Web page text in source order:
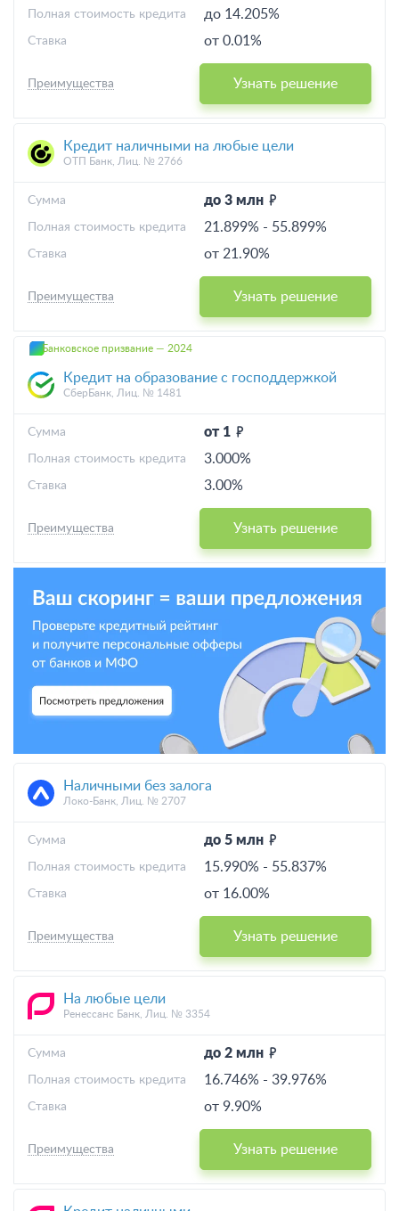
до 14.205%
Полная стоимость кредита
от 0.01%
Ставка
Узнать решение
Преимущества
Кредит наличными на любые цели
ОТП Банк, Лиц. № 2766
до 3 млн
Cумма
21.899% - 55.899%
Полная стоимость кредита
от 21.90%
Ставка
Узнать решение
Преимущества
Банковское призвание — 2024
Кредит на образование с господдержкой
СберБанк, Лиц. № 1481
от 1
Cумма
3.000%
Полная стоимость кредита
3.00%
Ставка
Узнать решение
Преимущества
Наличными без залога
Локо-Банк, Лиц. № 2707
до 5 млн
Cумма
15.990% - 55.837%
Полная стоимость кредита
от 16.00%
Ставка
Узнать решение
Преимущества
На любые цели
Ренессанс Банк, Лиц. № 3354
до 2 млн
Cумма
16.746% - 39.976%
Полная стоимость кредита
от 9.90%
Ставка
Узнать решение
Преимущества